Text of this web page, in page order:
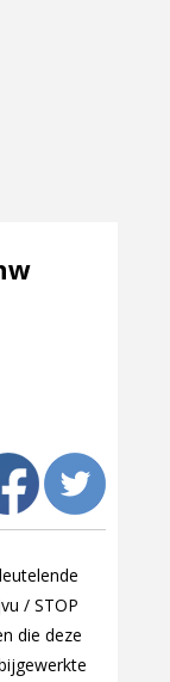
/ STOP
die deze